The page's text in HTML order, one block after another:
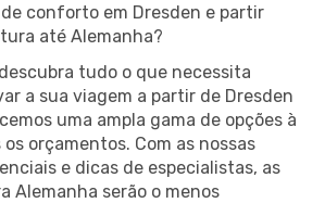
conforto em Dresden e partir
até Alemanha?
tudo o que necessita
a sua viagem a partir de Dresden
uma ampla gama de opções à
orçamentos. Com as nossas
e dicas de especialistas, as
Alemanha serão o menos